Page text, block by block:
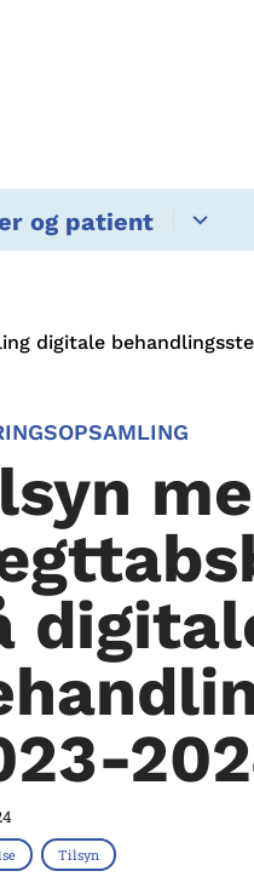
og patient
digitale
Tilsyn